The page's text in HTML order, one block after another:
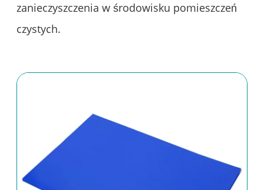
zanieczyszczenia w środowisku pomieszczeń
czystych.